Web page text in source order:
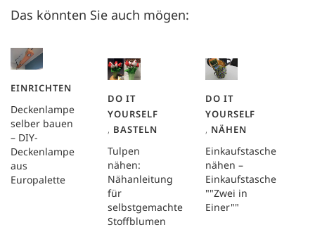
Das könnten Sie auch mögen:
Deckenlampe
selber bauen
– DIY-
Deckenlampe
aus
Europalette
EINRICHTEN
Tulpen
nähen:
Nähanleitung
für
selbstgemachte
Stoffblumen
DO IT
YOURSELF
, BASTELN
Einkaufstasche
nähen –
Einkaufstasche
""Zwei in
Einer""
DO IT
YOURSELF
, NÄHEN